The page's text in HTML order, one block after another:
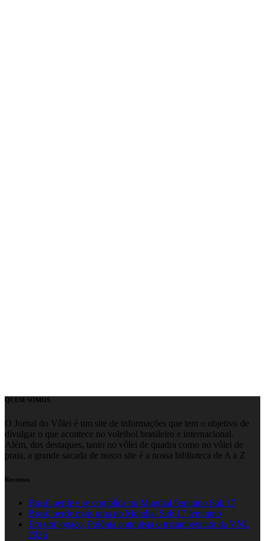
QUEM SOMOS
O Jornal do Vôlei é um site de informações que tem o objetivo de
divulgar o que acontece no voleibol brasileiro e internacional.
Além, dos destaques, tanto no vôlei de quadra como no vôlei de
praia, a grande sacada de nosso site é a nossa biblioteca de A a Z
Recentes
Brasil perde e se complica no Mundial feminino Sub 17
Brasil perde mais uma no Mundial Sub 17 feminino
Em um jogaço, Polônia conquista o tricampeonato da VNL
2026